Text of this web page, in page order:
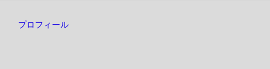
ペ
プロフィール